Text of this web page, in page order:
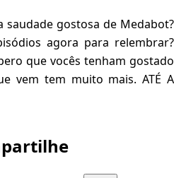
saudade gostosa de Medabot?
agora para relembrar?
que vocês tenham gostado
vem tem muito mais. ATÉ A